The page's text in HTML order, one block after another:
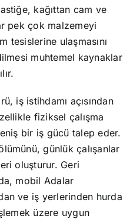
kağıttan cam ve
pek çok malzemeyi
tesislerine ulaşmasını
muhtemel kaynaklar
iş istihdamı açısından
fiziksel çalışma
bir iş gücü talep eder.
günlük çalışanlar
oluşturur. Geri
mobil Adalar
ve iş yerlerinden hurda
üzere uygun